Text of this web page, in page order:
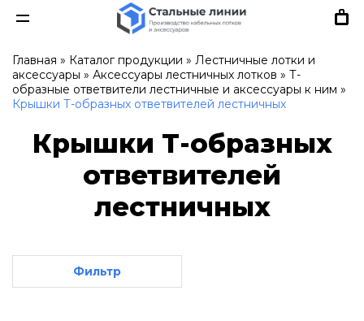
Главная » Каталог продукции » Лестничные лотки и
аксессуары » Аксессуары лестничных лотков » Т-
образные ответвители лестничные и аксессуары к ним »
Крышки Т-образных ответвителей лестничных
Крышки Т-образных
ответвителей
лестничных
Фильтр